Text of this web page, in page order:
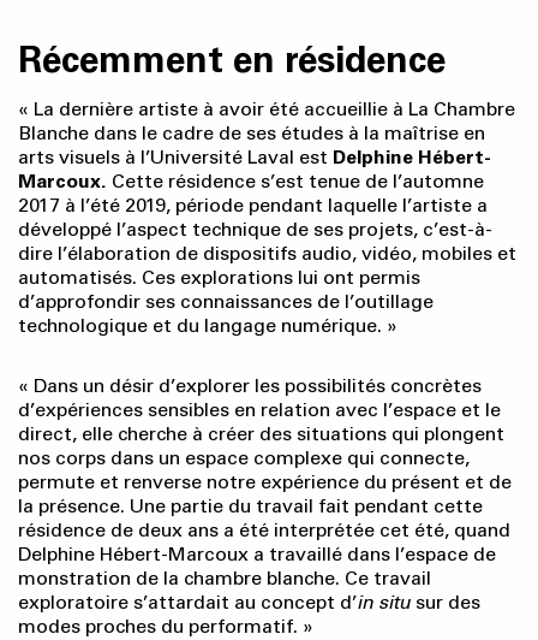
Récemment en résidence
« La dernière artiste à avoir été accueillie à La Chambre
Blanche dans le cadre de ses études à la maîtrise en
arts visuels à l’Université Laval est Delphine Hébert-
Marcoux. Cette résidence s’est tenue de l’automne
2017 à l’été 2019, période pendant laquelle l’artiste a
développé l’aspect technique de ses projets, c’est-à-
dire l’élaboration de dispositifs audio, vidéo, mobiles et
automatisés. Ces explorations lui ont permis
d’approfondir ses connaissances de l’outillage
technologique et du langage numérique. »
« Dans un désir d’explorer les possibilités concrètes
d’expériences sensibles en relation avec l’espace et le
direct, elle cherche à créer des situations qui plongent
nos corps dans un espace complexe qui connecte,
permute et renverse notre expérience du présent et de
la présence. Une partie du travail fait pendant cette
résidence de deux ans a été interprétée cet été, quand
Delphine Hébert-Marcoux a travaillé dans l’espace de
monstration de la chambre blanche. Ce travail
exploratoire s’attardait au concept d’in situ sur des
modes proches du performatif. »